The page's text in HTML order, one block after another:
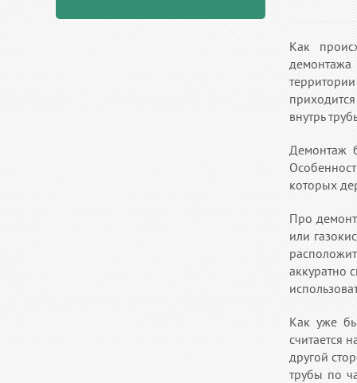
Как
внутрь
Демонтаж
которых
Про
или
аккуратно
Как уже
считается
другой
трубы по